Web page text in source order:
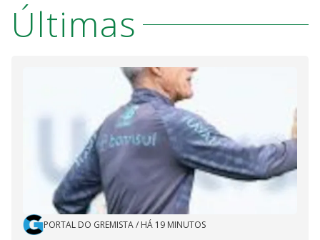
Últimas
PORTAL DO GREMISTA/ HÁ 19 MINUTOS